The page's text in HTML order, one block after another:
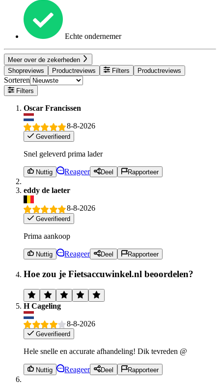
Echte ondernemer
Meer over de zekerheden
Shopreviews
Productreviews Filters Productreviews
Sorteren
Filters
Oscar Francissen
8-8-2026
Geverifieerd
Snel geleverd prima lader
Nuttig Reageer Deel Rapporteer
eddy de laeter
8-8-2026
Geverifieerd
Prima aankoop
Nuttig Reageer Deel Rapporteer
Hoe zou je Fietsaccuwinkel.nl beoordelen?
H Cageling
8-8-2026
Geverifieerd
Hele snelle en accurate afhandeling! Dik tevreden @
Nuttig Reageer Deel Rapporteer